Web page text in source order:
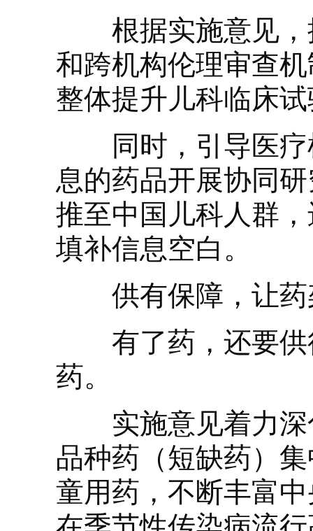
根据实施意见，
和跨机构伦理审查
整体提升儿科临床
同时，引导医疗
息的药品开展协同
推至中国儿科人群
填补信息空白。
供有保障，让药
有了药，还要供
药。
实施意见着力深
品种药（短缺药）
童用药，不断丰富